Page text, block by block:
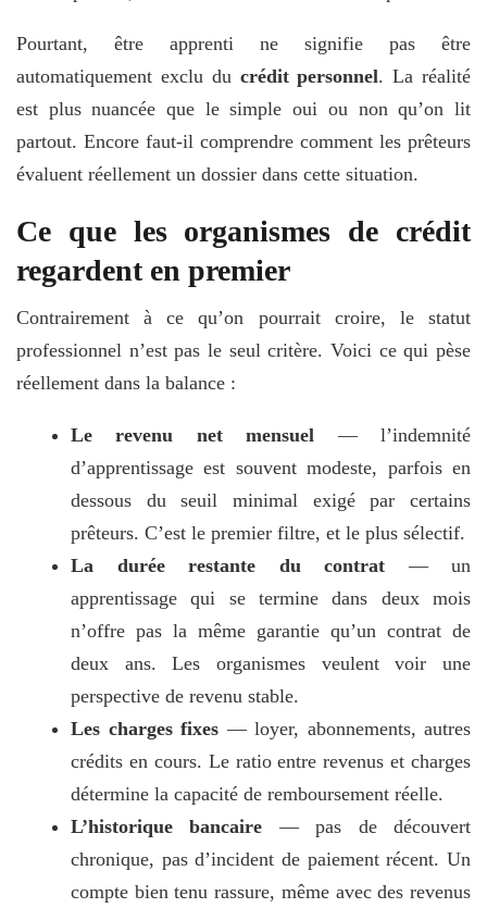
Pourtant, être apprenti ne signifie pas être
automatiquement exclu du crédit personnel. La réalité
est plus nuancée que le simple oui ou non qu’on lit
partout. Encore faut-il comprendre comment les prêteurs
évaluent réellement un dossier dans cette situation.
Ce que les organismes de crédit
regardent en premier
Contrairement à ce qu’on pourrait croire, le statut
professionnel n’est pas le seul critère. Voici ce qui pèse
réellement dans la balance :
Le revenu net mensuel — l’indemnité
d’apprentissage est souvent modeste, parfois en
dessous du seuil minimal exigé par certains
prêteurs. C’est le premier filtre, et le plus sélectif.
La durée restante du contrat — un
apprentissage qui se termine dans deux mois
n’offre pas la même garantie qu’un contrat de
deux ans. Les organismes veulent voir une
perspective de revenu stable.
Les charges fixes — loyer, abonnements, autres
crédits en cours. Le ratio entre revenus et charges
détermine la capacité de remboursement réelle.
L’historique bancaire — pas de découvert
chronique, pas d’incident de paiement récent. Un
compte bien tenu rassure, même avec des revenus